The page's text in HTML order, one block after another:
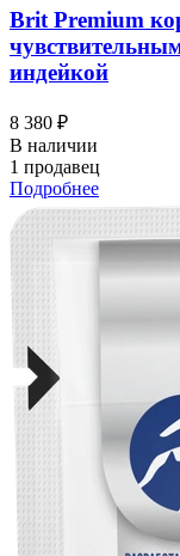
Brit Premium
индейкой
8 380 ₽
В наличии
1 продавец
Подробнее